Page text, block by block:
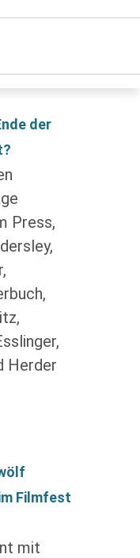
der
Press,
Herder
Filmfest
mit